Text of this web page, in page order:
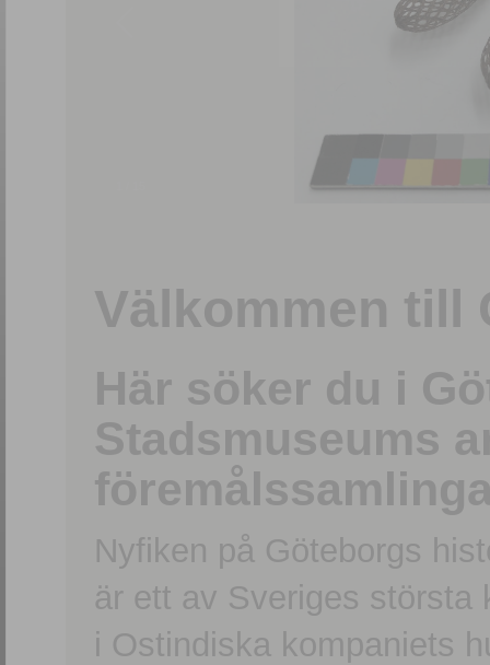
Välkommen till
Här söker du i
Stadsmuseums
Nyfiken på Göteborgs
är ett av Sveriges största
i Ostindiska kompaniets